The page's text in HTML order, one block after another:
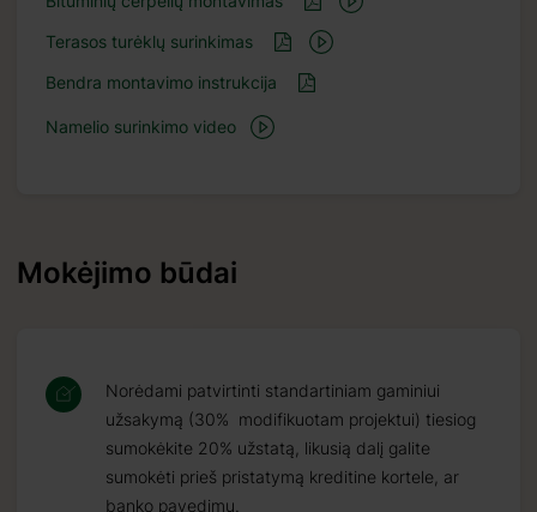
Terasos turėklų surinkimas
Bendra montavimo instrukcija
Namelio surinkimo video
Mokėjimo būdai
Norėdami patvirtinti standartiniam gaminiui
užsakymą (30% modifikuotam projektui) tiesiog
sumokėkite 20% užstatą, likusią dalį galite
sumokėti prieš pristatymą kreditine kortele, ar
banko pavedimu.